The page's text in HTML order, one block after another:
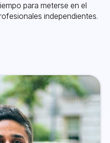
para meterse en el
independientes.